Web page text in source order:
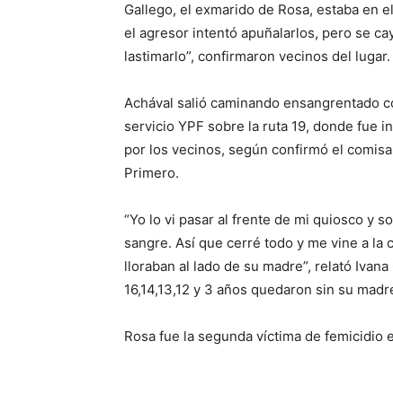
Gallego, el exmarido de Rosa, estaba en
el agresor intentó apuñalarlos, pero se
lastimarlo”, confirmaron vecinos del lugar.
Achával salió caminando ensangrentado
servicio YPF sobre la ruta 19, donde fue
por los vecinos, según confirmó el
Primero.
“Yo lo vi pasar al frente de mi quiosco y
sangre. Así que cerré todo y me vine a la
lloraban al lado de su madre”, relató
16,14,13,12 y 3 años quedaron sin su
Rosa fue la segunda víctima de femicidio